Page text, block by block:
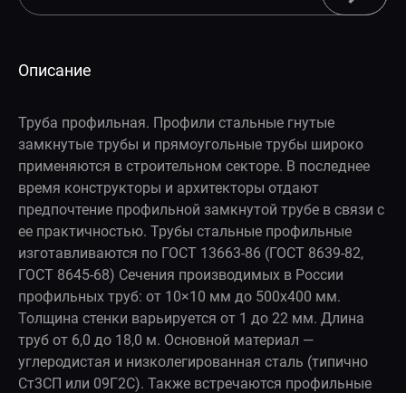
Описание
Труба профильная. Профили стальные гнутые
замкнутые трубы и прямоугольные трубы широко
применяются в строительном секторе. В последнее
время конструкторы и архитекторы отдают
предпочтение профильной замкнутой трубе в связи с
ее практичностью. Трубы стальные профильные
изготавливаются по ГОСТ 13663-86 (ГОСТ 8639-82,
ГОСТ 8645-68) Сечения производимых в России
профильных труб: от 10×10 мм до 500x400 мм.
Толщина стенки варьируется от 1 до 22 мм. Длина
труб от 6,0 до 18,0 м. Основной материал —
углеродистая и низколегированная сталь (типично
Ст3СП или 09Г2С). Также встречаются профильные